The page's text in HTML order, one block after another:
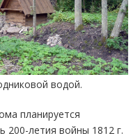
водой.
планируется
200-летия войны 1812 г.